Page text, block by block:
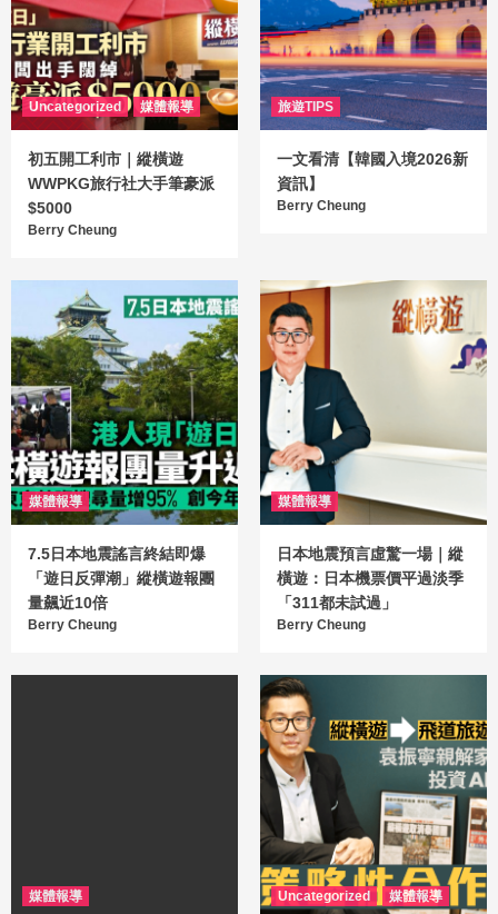
Uncategorized 媒體報導
初五開工利市｜縱橫遊
WWPKG旅行社大手筆豪派
$5000
Berry Cheung
旅遊TIPS
一文看清【韓國入境2026新
資訊】
Berry Cheung
媒體報導
7.5日本地震謠言終結即爆
「遊日反彈潮」縱橫遊報團
量飆近10倍
Berry Cheung
媒體報導
日本地震預言虛驚一場｜縱
橫遊：日本機票價平過淡季
「311都未試過」
Berry Cheung
媒體報導 Uncategorized 媒體報導